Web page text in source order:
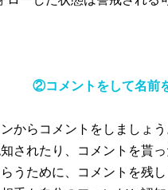
②コメントをして名前
からコメントをしましょう
されたり、コメントを貰
うために、コメントを残し